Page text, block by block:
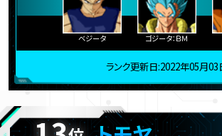
ベジータ ゴジータ：ＢＭ
ランク更新日:2022年05月03